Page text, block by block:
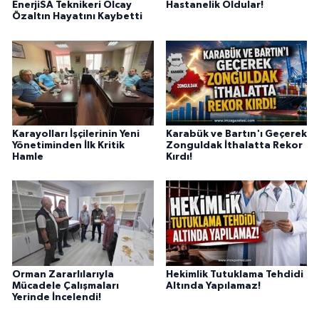
EnerjiSA Teknikeri Olcay
Özaltın Hayatını Kaybetti
Hastanelik Oldular!
Karayolları İşçilerinin Yeni
Yönetiminden İlk Kritik
Hamle
Karabük ve Bartın'ı Geçerek
Zonguldak İthalatta Rekor
Kırdı!
Orman Zararlılarıyla
Mücadele Çalışmaları
Yerinde İncelendi!
Hekimlik Tutuklama Tehdidi
Altında Yapılamaz!